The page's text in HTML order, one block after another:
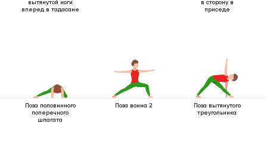
вытянутой ноги
вперед в тадасане
в сторону в
приседе
Поза половинного
поперечного
шпагата
Поза воина 2
Поза вытянутого
треугольника